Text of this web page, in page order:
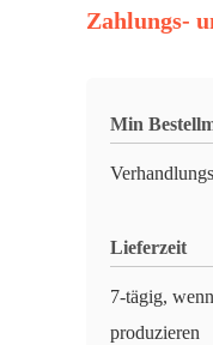
Zahlungs-
Min
Lieferzeit
7-tägig,
produzieren